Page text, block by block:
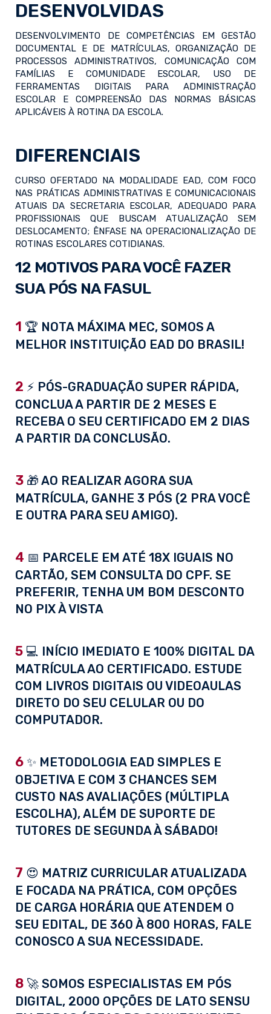
DESENVOLVIDAS
DESENVOLVIMENTO DE COMPETÊNCIAS EM GESTÃO
DOCUMENTAL E DE MATRÍCULAS, ORGANIZAÇÃO DE
PROCESSOS ADMINISTRATIVOS, COMUNICAÇÃO COM
FAMÍLIAS E COMUNIDADE ESCOLAR, USO DE
FERRAMENTAS DIGITAIS PARA ADMINISTRAÇÃO
ESCOLAR E COMPREENSÃO DAS NORMAS BÁSICAS
APLICÁVEIS À ROTINA DA ESCOLA.
DIFERENCIAIS
CURSO OFERTADO NA MODALIDADE EAD, COM FOCO
NAS PRÁTICAS ADMINISTRATIVAS E COMUNICACIONAIS
ATUAIS DA SECRETARIA ESCOLAR, ADEQUADO PARA
PROFISSIONAIS QUE BUSCAM ATUALIZAÇÃO SEM
DESLOCAMENTO; ÊNFASE NA OPERACIONALIZAÇÃO DE
ROTINAS ESCOLARES COTIDIANAS.
12 MOTIVOS PARA VOCÊ FAZER
SUA PÓS NA FASUL
1 🏆 NOTA MÁXIMA MEC, SOMOS A
MELHOR INSTITUIÇÃO EAD DO BRASIL!
2 ⚡ PÓS-GRADUAÇÃO SUPER RÁPIDA,
CONCLUA A PARTIR DE 2 MESES E
RECEBA O SEU CERTIFICADO EM 2 DIAS
A PARTIR DA CONCLUSÃO.
3 🎁 AO REALIZAR AGORA SUA
MATRÍCULA, GANHE 3 PÓS (2 PRA VOCÊ
E OUTRA PARA SEU AMIGO).
4 📅 PARCELE EM ATÉ 18X IGUAIS NO
CARTÃO, SEM CONSULTA DO CPF. SE
PREFERIR, TENHA UM BOM DESCONTO
NO PIX À VISTA
5 💻 INÍCIO IMEDIATO E 100% DIGITAL DA
MATRÍCULA AO CERTIFICADO. ESTUDE
COM LIVROS DIGITAIS OU VIDEOAULAS
DIRETO DO SEU CELULAR OU DO
COMPUTADOR.
6 ✨ METODOLOGIA EAD SIMPLES E
OBJETIVA E COM 3 CHANCES SEM
CUSTO NAS AVALIAÇÕES (MÚLTIPLA
ESCOLHA), ALÉM DE SUPORTE DE
TUTORES DE SEGUNDA À SÁBADO!
7 😍 MATRIZ CURRICULAR ATUALIZADA
E FOCADA NA PRÁTICA, COM OPÇÕES
DE CARGA HORÁRIA QUE ATENDEM O
SEU EDITAL, DE 360 À 800 HORAS, FALE
CONOSCO A SUA NECESSIDADE.
8 🚀 SOMOS ESPECIALISTAS EM PÓS
DIGITAL, 2000 OPÇÕES DE LATO SENSU